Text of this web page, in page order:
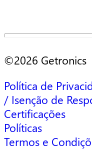
©2026 Getronics
Política de
/ Isenção de
Certificações
Políticas
Termos e